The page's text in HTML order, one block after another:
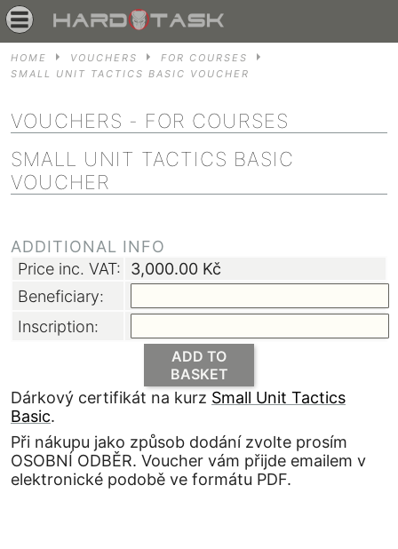
HOME VOUCHERS
FOR COURSES
SMALL UNIT TACTICS BASIC VOUCHER
VOUCHERS - FOR COURSES
SMALL UNIT TACTICS BASIC
VOUCHER
ADDITIONAL INFO
Price inc. VAT:
3,000.00 Kč
Beneficiary:
Inscription:
ADD TO
BASKET
Dárkový certifikát na kurz Small Unit Tactics
Basic.
Při nákupu jako způsob dodání zvolte prosím
OSOBNÍ ODBĚR. Voucher vám přijde emailem v
elektronické podobě ve formátu PDF.